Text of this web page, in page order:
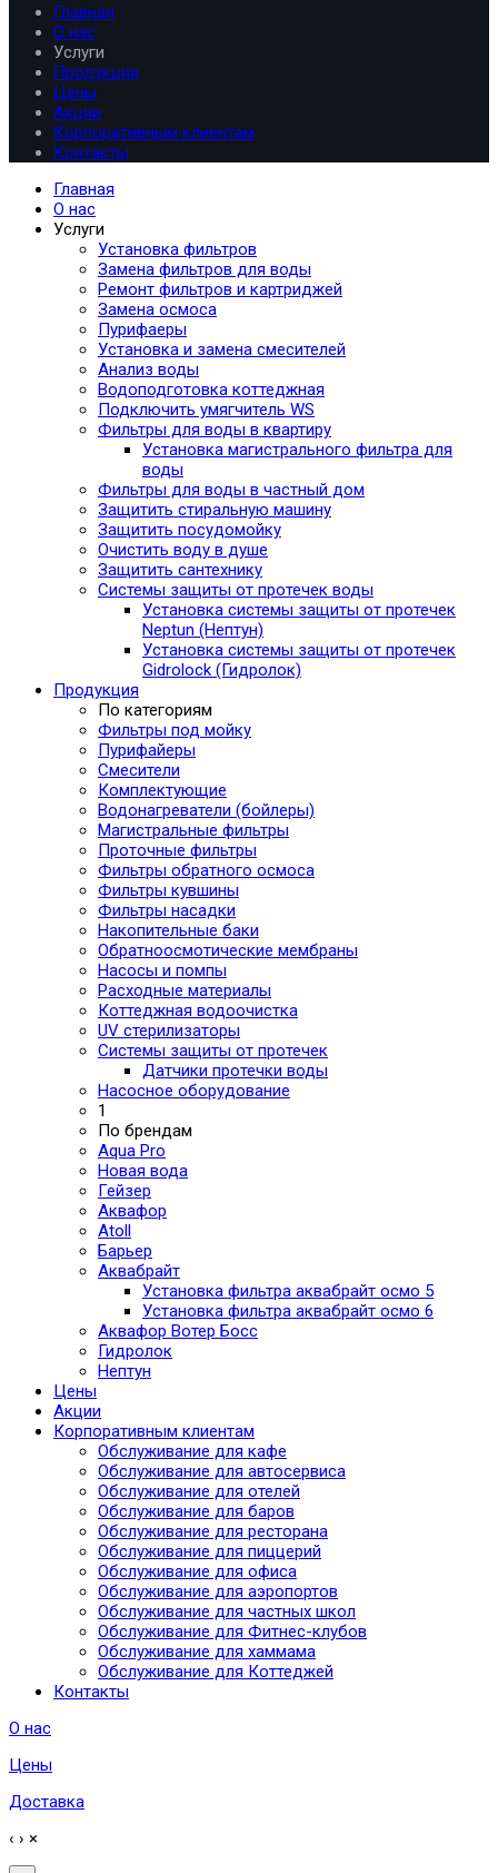
Главная
О нас
Услуги
Продукция
Цены
Акции
Корпоративным клиентам
Контакты
Главная
О нас
Услуги
Установка фильтров
Замена фильтров для воды
Ремонт фильтров и картриджей
Замена осмоса
Пурифаеры
Установка и замена смесителей
Анализ воды
Водоподготовка коттеджная
Подключить умягчитель WS
Фильтры для воды в квартиру
Установка магистрального фильтра для
воды
Фильтры для воды в частный дом
Защитить стиральную машину
Защитить посудомойку
Очистить воду в душе
Защитить сантехнику
Системы защиты от протечек воды
Установка системы защиты от протечек
Neptun (Нептун)
Установка системы защиты от протечек
Gidrolock (Гидролок)
Продукция
По категориям
Фильтры под мойку
Пурифайеры
Смесители
Комплектующие
Водонагреватели (бойлеры)
Магистральные фильтры
Проточные фильтры
Фильтры обратного осмоса
Фильтры кувшины
Фильтры насадки
Накопительные баки
Обратноосмотические мембраны
Насосы и помпы
Расходные материалы
Коттеджная водоочистка
UV стерилизаторы
Системы защиты от протечек
Датчики протечки воды
Насосное оборудование
1
По брендам
Aqua Pro
Новая вода
Гейзер
Аквафор
Atoll
Барьер
Аквабрайт
Установка фильтра аквабрайт осмо 5
Установка фильтра аквабрайт осмо 6
Аквафор Вотер Босс
Гидролок
Нептун
Цены
Акции
Корпоративным клиентам
Обслуживание для кафе
Обслуживание для автосервиса
Обслуживание для отелей
Обслуживание для баров
Обслуживание для ресторана
Обслуживание для пиццерий
Обслуживание для офиса
Обслуживание для аэропортов
Обслуживание для частных школ
Обслуживание для Фитнес-клубов
Обслуживание для хаммама
Обслуживание для Коттеджей
Контакты
О нас
Цены
Доставка
‹ › ×